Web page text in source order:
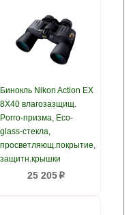
Бинокль Nikon Action EX
8X40 влагозазщищ.
Porro-призма, Eco-
glass-стекла,
просветляющ.покрытие,
защитн.крышки
25 205p